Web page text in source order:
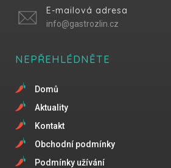
E-mailová adresa
info@gastrozlin.cz
NEPŘEHLÉDNĚTE
Domů
Aktuality
Kontakt
Obchodní podmínky
Podmínky užívání